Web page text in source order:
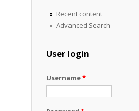
Recent content
Advanced Search
User login
Username*